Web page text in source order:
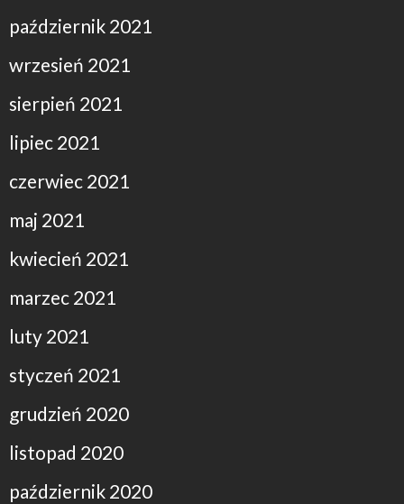
październik 2021
wrzesień 2021
sierpień 2021
lipiec 2021
czerwiec 2021
maj 2021
kwiecień 2021
marzec 2021
luty 2021
styczeń 2021
grudzień 2020
listopad 2020
październik 2020